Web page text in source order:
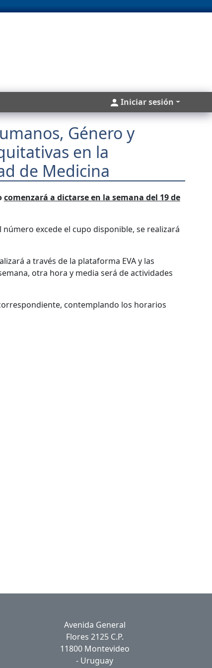
Cuentas
Iniciar sesión
Género y
en la
de Medicina
comenzará a dictarse en la semana del 19 de
excede el cupo disponible, se realizará
a través de la plataforma EVA y las
otra hora y media será de actividades
contemplando los horarios
Avenida General
Flores 2125 C.P.
11800 Montevideo
- Uruguay